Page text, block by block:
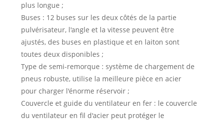
plus longue ;
Buses : 12 buses sur les deux côtés de la partie
pulvérisateur, l'angle et la vitesse peuvent être
ajustés, des buses en plastique et en laiton sont
toutes deux disponibles ;
Type de semi-remorque : système de chargement de
pneus robuste, utilise la meilleure pièce en acier
pour charger l'énorme réservoir ;
Couvercle et guide du ventilateur en fer : le couvercle
du ventilateur en fil d'acier peut protéger le